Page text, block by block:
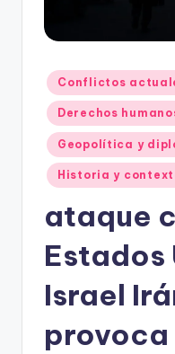
Publicado
en
Conflictos
Derechos
Geopolítica y
Historia y
ataque
Estados
Israel